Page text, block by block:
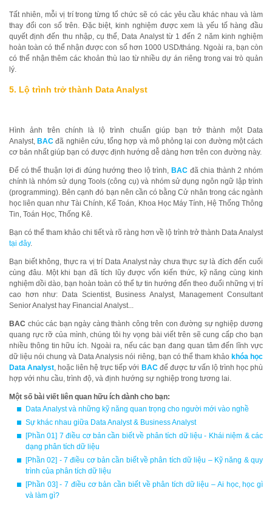
Tất nhiên, mỗi vị trí trong từng tổ chức sẽ có các yêu cầu khác nhau và làm
thay đổi con số trên. Đặc biệt, kinh nghiệm được xem là yếu tố hàng đầu
quyết định đến thu nhập, cụ thể, Data Analyst từ 1 đến 2 năm kinh nghiệm
hoàn toàn có thể nhận được con số hơn 1000 USD/tháng. Ngoài ra, bạn còn
có thể nhận thêm các khoản thù lao từ nhiều dự án riêng trong vai trò quản
lý.
5. Lộ trình trở thành Data Analyst
Hình ảnh trên chính là lộ trình chuẩn giúp bạn trở thành một Data
Analyst, BAC đã nghiên cứu, tổng hợp và mô phỏng lại con đường một cách
cơ bản nhất giúp bạn có được định hướng dễ dàng hơn trên con đường này.
Để có thể thuận lợi đi đúng hướng theo lộ trình, BACđã chia thành 2 nhóm
chính là nhóm sử dụng Tools (công cụ) và nhóm sử dụng ngôn ngữ lập trình
(programming). Bên cạnh đó bạn nên cần có bằng Cử nhân trong các ngành
học liên quan như Tài Chính, Kế Toán, Khoa Học Máy Tính, Hệ Thống Thông
Tin, Toán Học, Thống Kê.
Bạn có thể tham khảo chi tiết và rõ ràng hơn về lộ trình trở thành Data Analyst
tại đây.
Bạn biết không, thực ra vị trí Data Analyst này chưa thực sự là đích đến cuối
cùng đâu. Một khi bạn đã tích lũy được vốn kiến thức, kỹ năng cùng kinh
nghiệm dồi dào, bạn hoàn toàn có thể tự tin hướng đến theo đuổi những vị trí
cao hơn như: Data Scientist, Business Analyst, Management Consultant
Senior Analyst hay Financial Analyst...
BAC chúc các bạn ngày càng thành công trên con đường sự nghiệp dương
quang rực rỡ của mình, chúng tôi hy vọng bài viết trên sẽ cung cấp cho bạn
nhiều thông tin hữu ích. Ngoài ra, nếu các bạn đang quan tâm đến lĩnh vực
dữ liệu nói chung và Data Analysis nói riêng, bạn có thể tham khảo khóa học
Data Analyst, hoặc liên hệ trực tiếp với BACđể được tư vấn lộ trình học phù
hợp với nhu cầu, trình độ, và định hướng sự nghiệp trong tương lai.
Một số bài viết liên quan hữu ích dành cho bạn:
Data Analyst và những kỹ năng quan trọng cho người mới vào nghề
Sự khác nhau giữa Data Analyst & Business Analyst
[Phần 01] 7 điều cơ bản cần biết về phân tích dữ liệu - Khái niệm & các
dạng phân tích dữ liệu
[Phần 02] - 7 điều cơ bản cần biết về phân tích dữ liệu – Kỹ năng & quy
trình của phân tích dữ liệu
[Phần 03] - 7 điều cơ bản cần biết về phân tích dữ liệu – Ai học, học gì
và làm gì?